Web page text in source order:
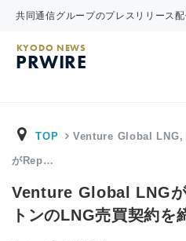
共同通信グループのプレスリリース
KYODO NEWS
PRWIRE
TOP Venture Global
がRep…
Venture Global LNG
トンのLNG売買契約を